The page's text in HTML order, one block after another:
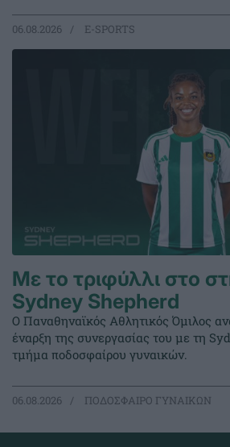
06.08.2026 E-SPORTS
Με το τριφύλλι στο
Sydney Shepherd
Ο Παναθηναϊκός Αθλητικός Όμιλος
έναρξη της συνεργασίας του με τη
τμήμα ποδοσφαίρου γυναικών.
06.08.2026 ΠΟΔΟΣΦΑΙΡΟ ΓΥΝΑΙΚΩΝ